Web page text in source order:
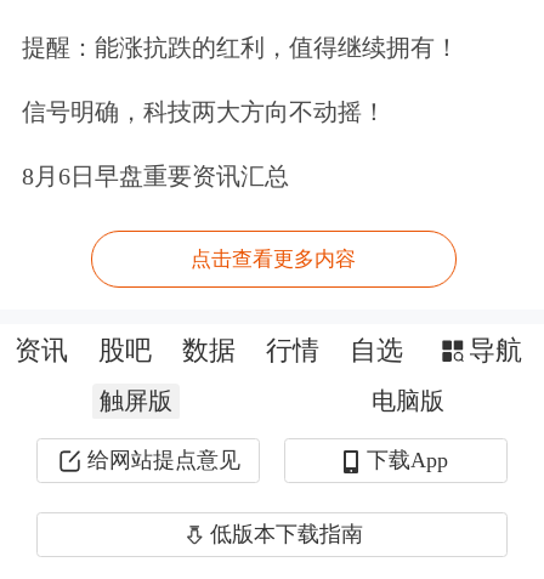
财报数据还显示， 截至2026年3月31
日，公司现金储备合计3973.8亿美元
66.44亿美元。与上次披露时约3700亿
备再创历史新高。
目前，伯克希尔前五大持仓分别为
运通 、苹果、美国银行 、可口可乐
佛龙。
提醒：能涨抗跌的红利，值得继续拥有！
信号明确，科技两大方向不动摇！
8月6日早盘重要资讯汇总
点击查看更多内容
资讯 股吧 数据 行情 自选 导航
触屏版 电脑版
给网站提点意见 下载App
低版本下载指南